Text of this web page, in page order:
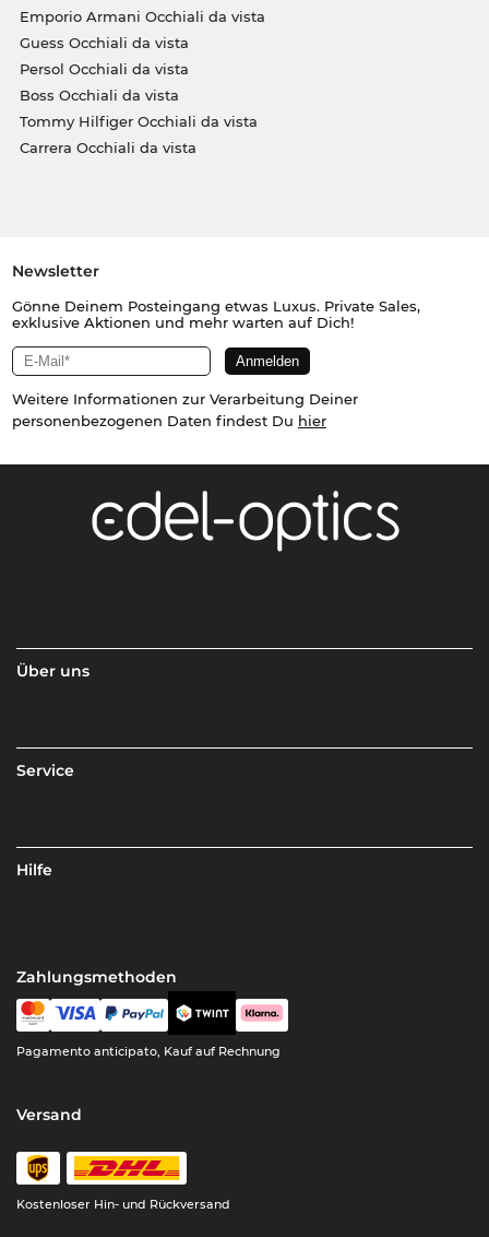
Emporio Armani Occhiali da vista
Guess Occhiali da vista
Persol Occhiali da vista
Boss Occhiali da vista
Tommy Hilfiger Occhiali da vista
Carrera Occhiali da vista
Newsletter
Gönne Deinem Posteingang etwas Luxus. Private Sales,
exklusive Aktionen und mehr warten auf Dich!
Weitere Informationen zur Verarbeitung Deiner
personenbezogenen Daten findest Du hier
Über uns
Service
Hilfe
Zahlungsmethoden
Pagamento anticipato, Kauf auf Rechnung
Versand
Kostenloser Hin- und Rückversand